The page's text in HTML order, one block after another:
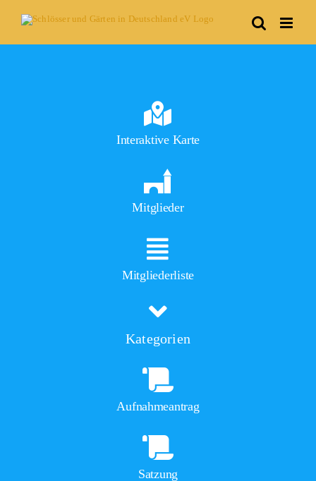
Interaktive Karte
Mitglieder
Mitgliederliste
Kategorien
Aufnahmeantrag
Satzung